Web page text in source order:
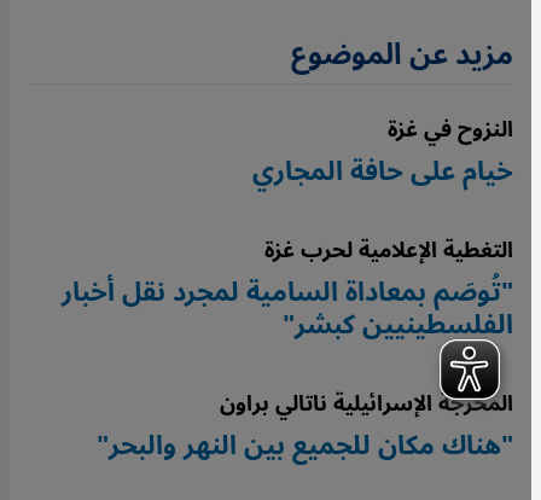
مزيد عن الموضوع
النزوح في غزة
خيام على حافة المجاري
التغطية الإعلامية لحرب غزة
"تُوصَم بمعاداة السامية لمجرد نقل أخبار
الفلسطينيين كبشر"
المخرجة الإسرائيلية ناتالي براون
"هناك مكان للجميع بين النهر والبحر"